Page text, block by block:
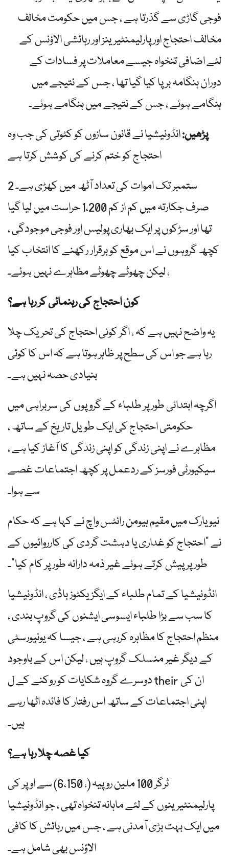
فوجی گاڑی سے گذرتا ہے ، جس میں حکومت مخالف
مخالف احتجاج اور پارلیمنٹیرینز اور رہائشی الاؤنس کے
لئے اضافی تنخواہ جیسے معاملات پر فسادات کے
دوران ہنگامہ برپا کیا گیا تھا ، جس کے نتیجے میں
ہنگامے ہوئے ، جس کے نتیجے میں ہنگامے ہوئے۔
پڑھیں:انڈونیشیا نے قانون سازوں کو کٹوتی کی جب وہ
احتجاج کو ختم کرنے کی کوشش کرتا ہے
2 ستمبر تک اموات کی تعداد آٹھ میں کھڑی ہے۔
صرف جکارتہ میں کم از کم 1،200 حراست میں لیا گیا
تھا اور سڑکوں پر ایک بھاری پولیس اور فوجی موجودگی ،
کچھ گروہوں نے اس موقع کو برقرار رکھنے کا انتخاب کیا
، لیکن چھوٹے چھوٹے مظاہرے نہیں ہوئے۔
کون احتجاج کی رہنمائی کر رہا ہے؟
یہ واضح نہیں ہے کہ ، اگر کوئی احتجاج کی تحریک چلا
رہا ہے جو اس کی سطح پر ظاہر ہوتا ہے کہ اس کا کوئی
بنیادی حصہ نہیں ہے۔
اگرچہ ابتدائی طور پر طلباء کے گروپوں کی سربراہی میں
حکومتی احتجاج کی ایک طویل تاریخ کے ساتھ ،
مظاہرے نے اپنی زندگی کو اپنی زندگی کا آغاز کیا ہے ،
سیکیورٹی فورسز کے ردعمل پر کچھ اجتماعات غصے
سے ہوا۔
نیو یارک میں مقیم ہیومن رائٹس واچ نے کہا ہے کہ حکام
نے "احتجاج کو غداری یا دہشت گردی کی کارروائیوں کے
طور پر پیش کرتے ہوئے غیر ذمہ دارانہ طور پر کام کیا”۔
انڈونیشیا کے تمام طلباء کے ایگزیکٹوز باڈی ، انڈونیشیا
کا سب سے بڑا طلباء ایسوسی ایشنوں کی گروپ بندی ،
منظم احتجاج کا مظاہرہ کررہی ہے ، جیسا کہ یونیورسٹی
کے دیگر غیر منسلک گروپ ہیں ، لیکن اس کے باوجود
دوسرے گروہ شکایات کو روکنے کے ل their ان کی
اپنی اجتماعات کے ساتھ اس رفتار کا فائدہ اٹھا رہے
ہیں۔
کیا غصہ چلا رہا ہے؟
ٹرگر 100 ملین روپیہ (، 6،150) سے اوپر کی
پارلیمنٹیرینوں کے لئے ماہانہ تنخواہ تھی ، جو انڈونیشیا
میں ایک بہت بڑی آمدنی ہے ، جس میں رہائش کا کافی
الاؤنس بھی شامل ہے۔